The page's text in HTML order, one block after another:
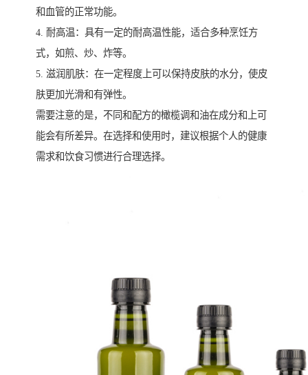
和血管的正常功能。
4. 耐高温：具有一定的耐高温性能，适合多种烹饪方
式，如煎、炒、炸等。
5. 滋润肌肤：在一定程度上可以保持皮肤的水分，使皮
肤更加光滑和有弹性。
需要注意的是，不同和配方的橄榄调和油在成分和上可
能会有所差异。在选择和使用时，建议根据个人的健康
需求和饮食习惯进行合理选择。